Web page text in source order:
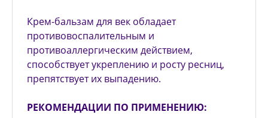
Крем-бальзам для век обладает
противовоспалительным и
противоаллергическим действием,
способствует укреплению и росту ресниц,
препятствует их выпадению.
РЕКОМЕНДАЦИИ ПО ПРИМЕНЕНИЮ: